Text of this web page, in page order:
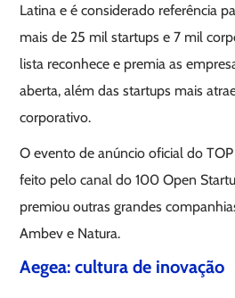
Latina e é considerado referência
mais de 25 mil startups e 7 mil
lista reconhece e premia as
aberta, além das startups mais
corporativo.
O evento de anúncio oficial do
feito pelo canal do 100 Open
premiou outras grandes
Ambev e Natura.
Aegea: cultura de inovação